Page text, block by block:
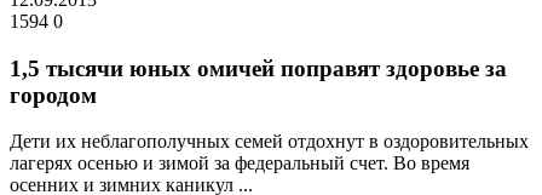
1594 0
1,5 тысячи юных омичей поправят здоровье за
городом
Дети их неблагополучных семей отдохнут в оздоровительных
лагерях осенью и зимой за федеральный счет. Во время
осенних и зимних каникул ...